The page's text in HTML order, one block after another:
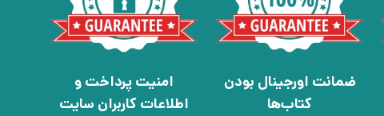
ضمانت اورجینال بودن
کتاب‌ها
امنیت پرداخت و
اطلاعات کاربران سایت